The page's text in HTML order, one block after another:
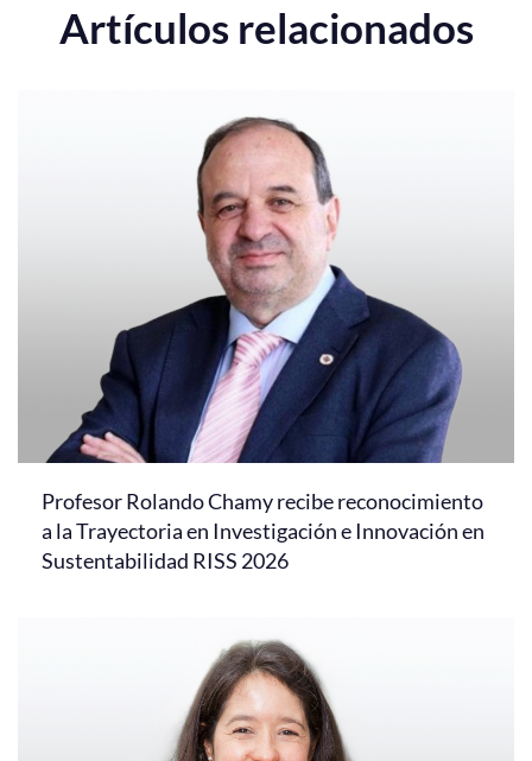
Artículos relacionados
Profesor Rolando Chamy recibe reconocimiento
a la Trayectoria en Investigación e Innovación en
Sustentabilidad RISS 2026